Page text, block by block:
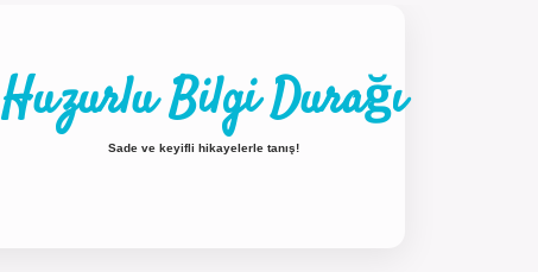
Huzurlu Bilgi Durağı
Sade ve keyifli hikayelerle tanış!